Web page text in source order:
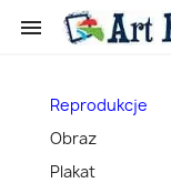

Reprodukcje
Obraz
Plakat